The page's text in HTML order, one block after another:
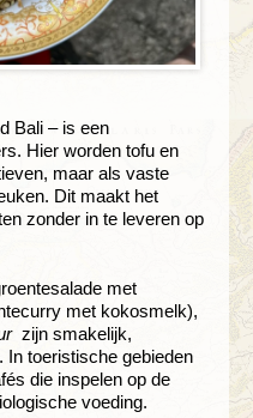
Bali – is een
Hier worden tofu en
maar als vaste
Dit maakt het
zonder in te leveren op
met
met kokosmelk),
zijn smakelijk,
In toeristische gebieden
die inspelen op de
voeding.